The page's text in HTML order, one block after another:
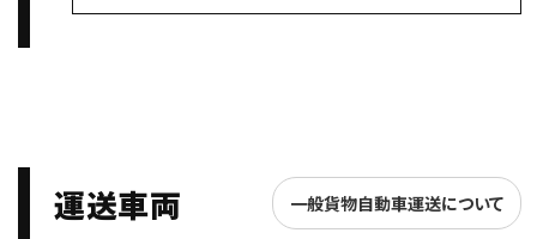
運送車両 一般貨物自動車運送について